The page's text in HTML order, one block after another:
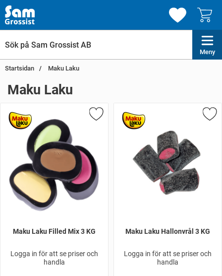
Meny
Startsidan Maku Laku
Maku Laku
Maku Laku Filled Mix 3 KG
Logga in för att se priser och
handla
Maku Laku Hallonvrål 3 KG
Logga in för att se priser och
handla